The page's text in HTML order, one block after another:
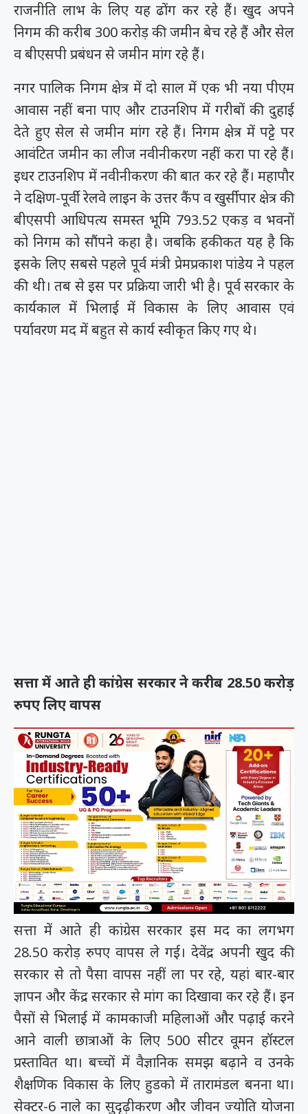
राजनीति लाभ के लिए यह ढोंग कर रहे हैं। खुद अपने
निगम की करीब 300 करोड़ की जमीन बेच रहे हैं और सेल
व बीएसपी प्रबंधन से जमीन मांग रहे हैं।
नगर पालिक निगम क्षेत्र में दो साल में एक भी नया पीएम
आवास नहीं बना पाए और टाउनशिप में गरीबों की दुहाई
देते हुए सेल से जमीन मांग रहे हैं। निगम क्षेत्र में पट्टे पर
आवंटित जमीन का लीज नवीनीकरण नहीं करा पा रहे हैं।
इधर टाउनशिप में नवीनीकरण की बात कर रहे हैं। महापौर
ने दक्षिण-पूर्वी रेलवे लाइन के उत्तर कैंप व खुर्सीपार क्षेत्र की
बीएसपी आधिपत्य समस्त भूमि 793.52 एकड़ व भवनों
को निगम को सौंपने कहा है। जबकि हकीकत यह है कि
इसके लिए सबसे पहले पूर्व मंत्री प्रेमप्रकाश पांडेय ने पहल
की थी। तब से इस पर प्रक्रिया जारी भी है। पूर्व सरकार के
कार्यकाल में भिलाई में विकास के लिए आवास एवं
पर्यावरण मद में बहुत से कार्य स्वीकृत किए गए थे।
सत्ता में आते ही कांग्रेस सरकार ने करीब 28.50 करोड़
रुपए लिए वापस
सत्ता में आते ही कांग्रेस सरकार इस मद का लगभग
28.50 करोड़ रुपए वापस ले गई। देवेंद्र अपनी खुद की
सरकार से तो पैसा वापस नहीं ला पर रहे, यहां बार-बार
ज्ञापन और केंद्र सरकार से मांग का दिखावा कर रहे हैं। इन
पैसों से भिलाई में कामकाजी महिलाओं और पढ़ाई करने
आने वाली छात्राओं के लिए 500 सीटर वूमन हॉस्टल
प्रस्तावित था। बच्चों में वैज्ञानिक समझ बढ़ाने व उनके
शैक्षणिक विकास के लिए हुडको में तारामंडल बनना था।
सेक्टर-6 नाले का सुदृढ़ीकरण और जीवन ज्योति योजना